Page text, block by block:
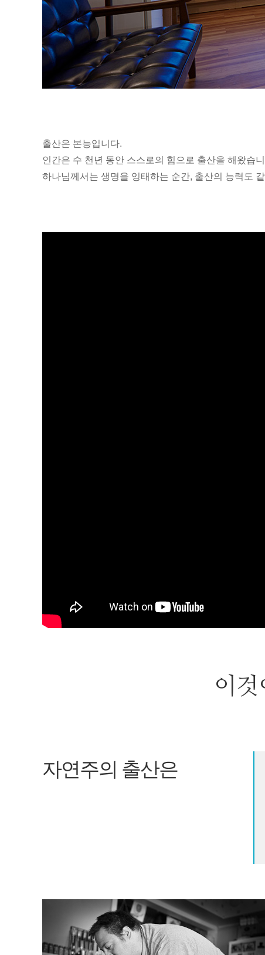
출산은 본능입니다.
인간은 수 천년 동안 스스로의 힘으로 출산을 해왔습
하나님께서는 생명을 잉태하는 순간, 출산의 능력도
이것
자연주의 출산은